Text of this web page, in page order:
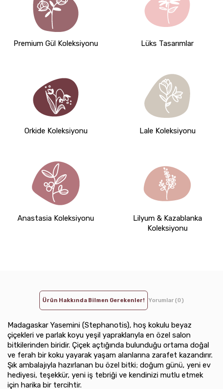
Premium Gül Koleksiyonu Lüks Tasarımlar
Orkide Koleksiyonu Lale Koleksiyonu
Anastasia Koleksiyonu
Lilyum & Kazablanka
Koleksiyonu
Ürün Hakkında Bilmen Gerekenler! Yorumlar (0)
Madagaskar Yasemini (Stephanotis), hoş kokulu beyaz
çiçekleri ve parlak koyu yeşil yapraklarıyla en özel salon
bitkilerinden biridir. Çiçek açtığında bulunduğu ortama doğal
ve ferah bir koku yayarak yaşam alanlarına zarafet kazandırır.
Şık ambalajıyla hazırlanan bu özel bitki; doğum günü, yeni ev
hediyesi, teşekkür, yeni iş tebriği ve kendinizi mutlu etmek
için harika bir tercihtir.